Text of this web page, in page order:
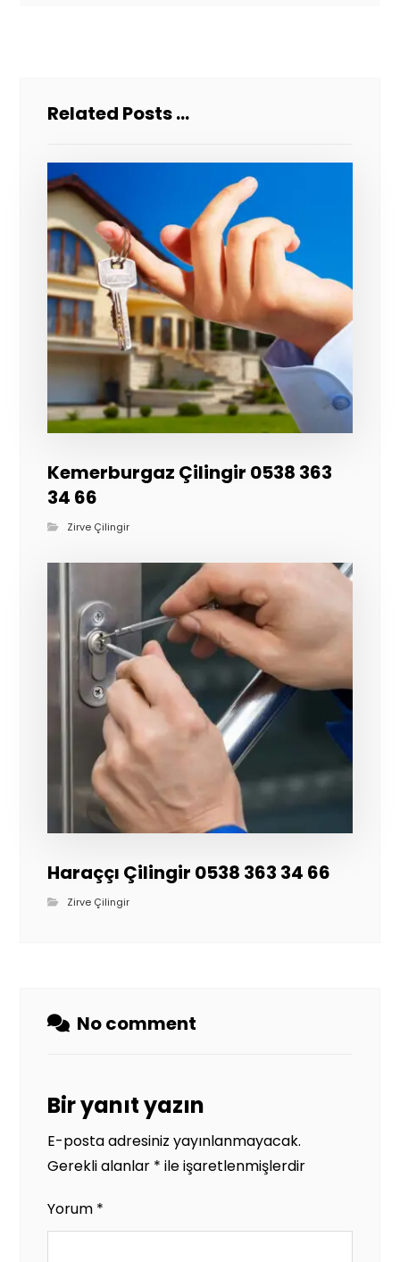
Related Posts ...
Kemerburgaz Çilingir 0538 363
34 66
Zirve Çilingir
Haraççı Çilingir 0538 363 34 66
Zirve Çilingir
No comment
Bir yanıt yazın
E-posta adresiniz yayınlanmayacak.
Gerekli alanlar * ile işaretlenmişlerdir
Yorum *